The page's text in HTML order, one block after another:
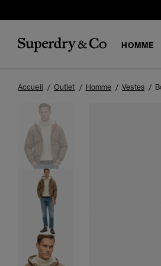
HOMME
Accueil Outlet Homme Vestes